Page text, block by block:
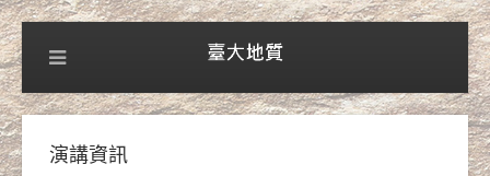
演講資訊